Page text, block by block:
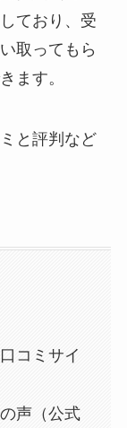
ており、受
取ってもら
ます。
と評判など
コミサイ
声（公式